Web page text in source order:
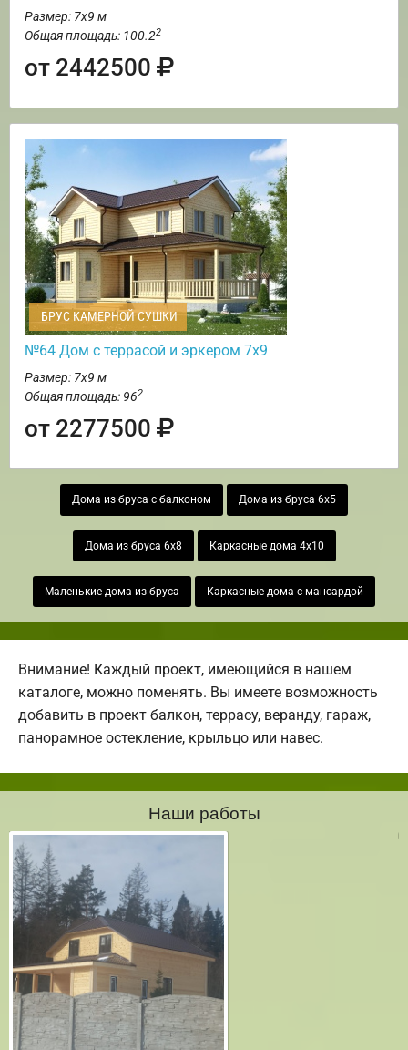
Размер: 7х9 м
Общая площадь: 100.22
от 2442500
БРУС КАМЕРНОЙ СУШКИ
№64 Дом с террасой и эркером 7х9
Размер: 7х9 м
Общая площадь: 962
от 2277500
Дома из бруса с балконом Дома из бруса 6х5
Дома из бруса 6х8 Каркасные дома 4х10
Маленькие дома из бруса Каркасные дома с мансардой
Внимание! Каждый проект, имеющийся в нашем
каталоге, можно поменять. Вы имеете возможность
добавить в проект балкон, террасу, веранду, гараж,
панорамное остекление, крыльцо или навес.
Наши работы